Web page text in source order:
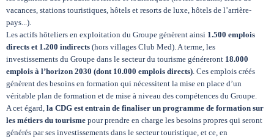
vacances, stations touristiques, hôtels et resorts de luxe, hôtels de l’arrière-
pays...).
Les actifs hôteliers en exploitation du Groupe génèrent ainsi 1.500 emplois
directs et 1.200 indirects (hors villages Club Med). A terme, les
investissements du Groupe dans le secteur du tourisme généreront 18.000
emplois à l’horizon 2030 (dont 10.000 emplois directs) . Ces emplois créés
génèrent des besoins en formation qui nécessitent la mise en place d’un
véritable plan de formation et de mise à niveau des compétences du Groupe.
A cet égard, la CDG est entrain de finaliser un programme de formation sur
les métiers du tourisme pour prendre en charge les besoins propres qui seront
générés par ses investissements dans le secteur touristique, et ce, en